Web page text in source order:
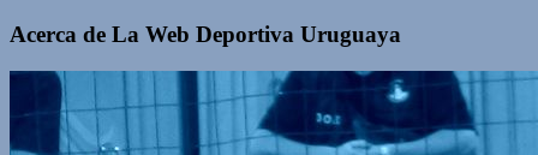
Acerca de La Web Deportiva Uruguaya